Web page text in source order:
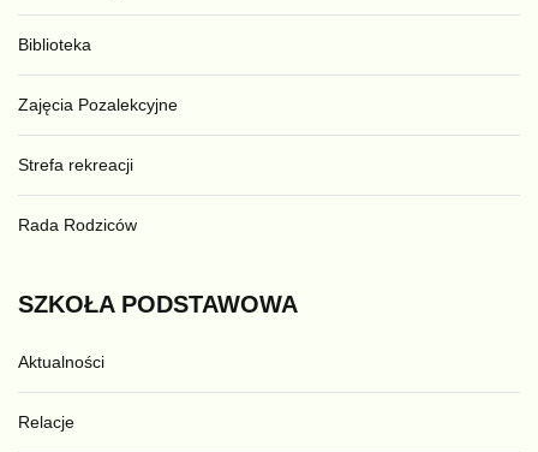
Biblioteka
Zajęcia Pozalekcyjne
Strefa rekreacji
Rada Rodziców
SZKOŁA PODSTAWOWA
Aktualności
Relacje